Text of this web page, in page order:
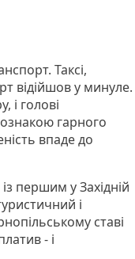
Таксі,
відійшов у минуле.
і голові
гарного
впаде до
першим у Західній
і
ставі
- і